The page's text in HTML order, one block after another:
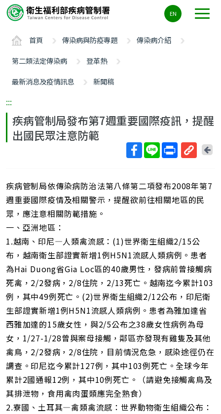
要
ALT+C
EN
首頁 傳染病與防疫專題
傳染病介紹
第二類法定傳染病
登革熱
最新消息及疫情訊息
新聞稿
:::
疾病管制局發布第7週重要國際疫訊，提醒
出國民眾注意防範
短
網
回
疾病管制局依傳染病防治法第八條第二項發布2008年第7
週重要國際疫情及相關警示，提醒欲前往相關地區的民
眾，應注意相關防範措施。
一、亞洲地區：
1.越南、印尼—人類禽流感：(1)世界衛生組織2/15公
布，越南衛生部證實新增1例H5N1流感人類病例。患者
為Hai Duong省Gia Loc區的40歲男性，發病前曾接觸病
死禽，2/2發病，2/8住院，2/13死亡。越南迄今累計103
例，其中49例死亡。(2)世界衛生組織2/12公布，印尼衛
生部證實新增1例H5N1流感人類病例。患者為雅加達省
西雅加達的15歲女性，與2/5公布之38歲女性病例為母
女，1/27-1/28曾與案母接觸，鄰區亦發現有雞隻及其他
禽鳥，2/2發病，2/8住院，目前情況危急，感染途徑仍在
調查。印尼迄今累計127例，其中103例死亡。全球今年
累計2國通報12例，其中10例死亡。（請避免接觸禽鳥及
其排泄物，食用禽肉蛋類應完全熟食）
2.寮國、土耳其—禽類禽流感：世界動物衛生組織公布：